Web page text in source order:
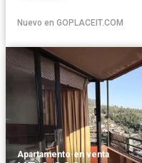
Nuevo en GOPLACEIT.COM
Apartamento·en venta